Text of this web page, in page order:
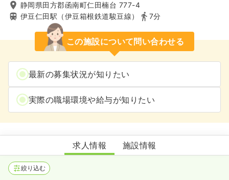
静岡県田方郡函南町仁田楠台 777-4
伊豆仁田駅（伊豆箱根鉄道駿豆線）
7分
この施設について問い合わせる
最新の募集状況が知りたい
実際の職場環境や給与が知りたい
東部メディカル健康管理センター
求人情報 施設情報
絞り込む